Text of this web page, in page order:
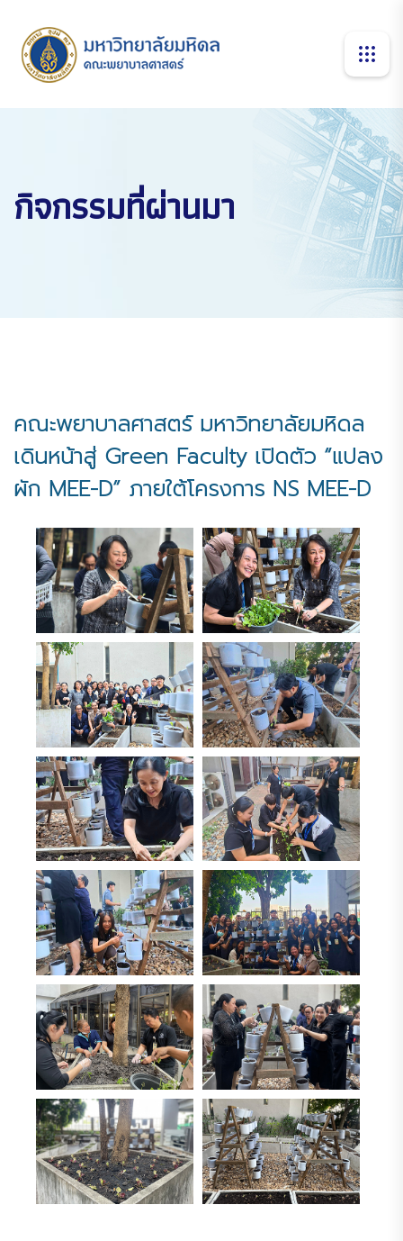
กิจกรรมที่ผ่านมา
คณะพยาบาลศาสตร์ มหาวิทยาลัยมหิดล
เดินหน้าสู่ Green Faculty เปิดตัว “แปลง
ผัก MEE-D” ภายใต้โครงการ NS MEE-D